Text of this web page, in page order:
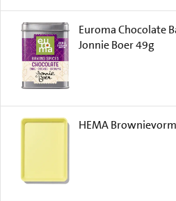
Euroma Chocolate
Jonnie Boer 49g
HEMA